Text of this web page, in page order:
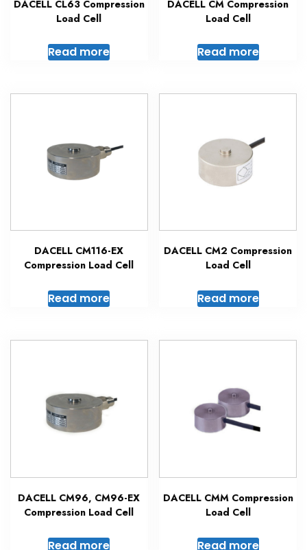
DACELL CL63 Compression
Load Cell
Read more
DACELL CM Compression
Load Cell
Read more
DACELL CM116-EX
Compression Load Cell
Read more
DACELL CM2 Compression
Load Cell
Read more
DACELL CM96, CM96-EX
Compression Load Cell
Read more
DACELL CMM Compression
Load Cell
Read more